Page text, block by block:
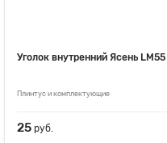
Уголок внутренний Ясень LM55
Плинтус и комплектующие
25 руб.